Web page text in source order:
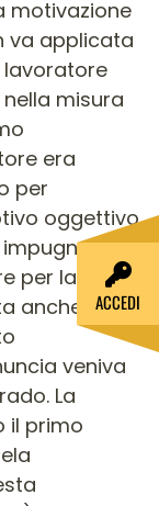
motivazione
va applicata
lavoratore
misura
era
per
oggettivo,
per la
anche
veniva
La
il primo
ACCEDI